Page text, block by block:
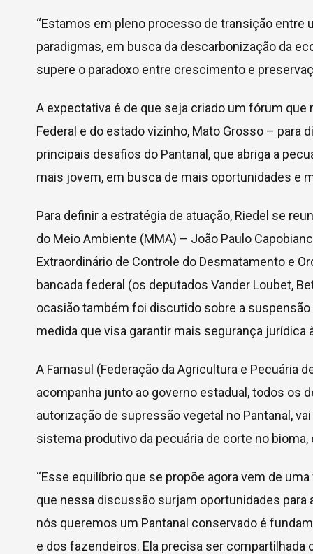
“Estamos em pleno processo de transição entre
paradigmas, em busca da descarbonização da
supere o paradoxo entre crescimento e
A expectativa é de que seja criado um fórum
Federal e do estado vizinho, Mato Grosso – para
principais desafios do Pantanal, que abriga a
mais jovem, em busca de mais oportunidades e
Para definir a estratégia de atuação, Riedel se
do Meio Ambiente (MMA) – João Paulo
Extraordinário de Controle do Desmatamento e
bancada federal (os deputados Vander Loubet,
ocasião também foi discutido sobre a
medida que visa garantir mais segurança
A Famasul (Federação da Agricultura e Pecuária
acompanha junto ao governo estadual, todos os
autorização de supressão vegetal no Pantanal,
sistema produtivo da pecuária de corte no
“Esse equilíbrio que se propõe agora vem de
que nessa discussão surjam oportunidades
nós queremos um Pantanal conservado é
e dos fazendeiros. Ela precisa ser